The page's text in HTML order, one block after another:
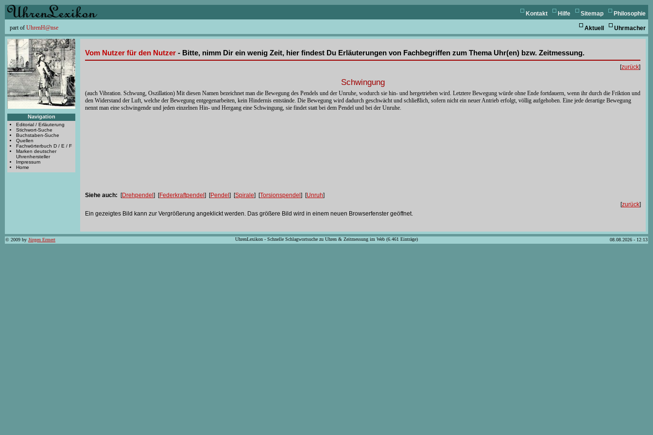
Philosophie
Sitemap
Hilfe
Kontakt
part of UhrenH@nse Uhrmacher
Aktuell
Navigation
Editorial / Erläuterung
Stichwort-Suche
Buchstaben-Suche
Quellen
Fachwörterbuch D / E / F
Marken deutscher
Uhrenhersteller
Impressum
Home
Vom Nutzer für den Nutzer - Bitte, nimm Dir ein wenig Zeit, hier findest Du Erläuterungen von Fachbegriffen zum Thema Uhr(en) bzw. Zeitmessung.
[zurück]
Schwingung
(auch Vibration. Schwung, Oszillation) Mit diesen Namen bezeichnet man die Bewegung des Pendels und der Unruhe, wodurch sie hin- und hergetrieben wird. Letztere Bewegung würde ohne Ende fortdauern, wenn ihr durch die Friktion und
den Widerstand der Luft, welche der Bewegung entgegenarbeiten, kein Hindernis entstände. Die Bewegung wird dadurch geschwächt und schließlich, sofern nicht ein neuer Antrieb erfolgt, völlig aufgehoben. Eine jede derartige Bewegung
nennt man eine schwingende und jeden einzelnen Hin- und Hergang eine Schwingung, sie findet statt bei dem Pendel und bei der Unruhe.
Siehe auch: [Drehpendel ] [Federkraftpendel ] [Pendel ] [Spirale] [Torsionspendel ] [Unruh]
[zurück]
Ein gezeigtes Bild kann zur Vergrößerung angeklickt werden. Das größere Bild wird in einem neuen Browserfenster geöffnet.
© 2009 by Jürgen Ermert 08.08.2026 - 12:13
UhrenLexikon - Schnelle Schlagwortsuche zu Uhren & Zeitmessung im Web (6.461 Einträge)